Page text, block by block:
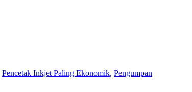
Pencetak Inkjet Paling Ekonomik, Pengumpan